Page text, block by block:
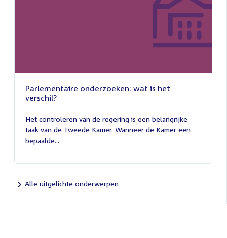
Parlementaire onderzoeken: wat is het
verschil?
juli
2026
Het controleren van de regering is een belangrijke
taak van de Tweede Kamer. Wanneer de Kamer een
bepaalde...
Alle uitgelichte onderwerpen